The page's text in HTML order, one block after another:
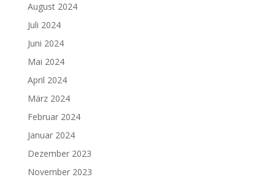
August 2024
Juli 2024
Juni 2024
Mai 2024
April 2024
März 2024
Februar 2024
Januar 2024
Dezember 2023
November 2023